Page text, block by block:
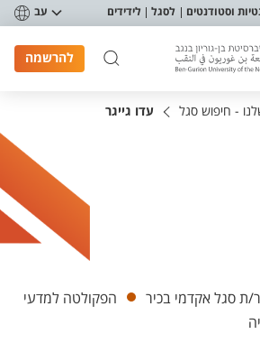
וסטודנטים לסגל לידידים עב
להרשמה
- חיפוש סגל עדו גייגר
ת סגל אקדמי בכיר
הפקולטה למדעי